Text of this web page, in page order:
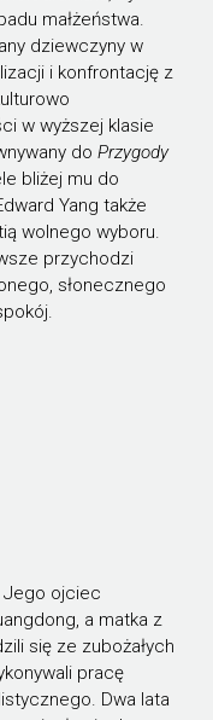
małżeństwa.
dziewczyny w
i konfrontację z
w wyższej klasie
doPrzygody
bliżej mu do
Yang także
wolnego wyboru.
przychodzi
słonecznego
Jego ojciec
a matka z
się ze zubożałych
pracę
Dwa lata